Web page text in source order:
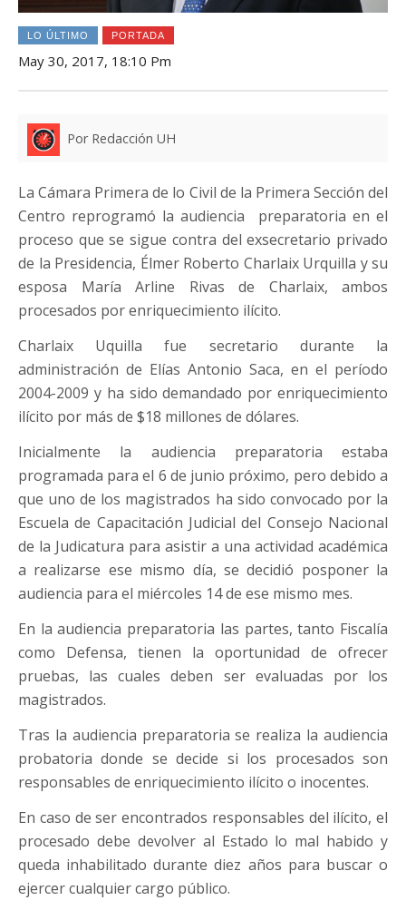
LO ÚLTIMO PORTADA
May 30, 2017, 18:10 Pm
Por Redacción UH
La Cámara Primera de lo Civil de la Primera Sección del
Centro reprogramó la audiencia preparatoria en el
proceso que se sigue contra del exsecretario privado
de la Presidencia, Élmer Roberto Charlaix Urquilla y su
esposa María Arline Rivas de Charlaix, ambos
procesados por enriquecimiento ilícito.
Charlaix Uquilla fue secretario durante la
administración de Elías Antonio Saca, en el período
2004-2009 y ha sido demandado por enriquecimiento
ilícito por más de $18 millones de dólares.
Inicialmente la audiencia preparatoria estaba
programada para el 6 de junio próximo, pero debido a
que uno de los magistrados ha sido convocado por la
Escuela de Capacitación Judicial del Consejo Nacional
de la Judicatura para asistir a una actividad académica
a realizarse ese mismo día, se decidió posponer la
audiencia para el miércoles 14 de ese mismo mes.
En la audiencia preparatoria las partes, tanto Fiscalía
como Defensa, tienen la oportunidad de ofrecer
pruebas, las cuales deben ser evaluadas por los
magistrados.
Tras la audiencia preparatoria se realiza la audiencia
probatoria donde se decide si los procesados son
responsables de enriquecimiento ilícito o inocentes.
En caso de ser encontrados responsables del ilícito, el
procesado debe devolver al Estado lo mal habido y
queda inhabilitado durante diez años para buscar o
ejercer cualquier cargo público.